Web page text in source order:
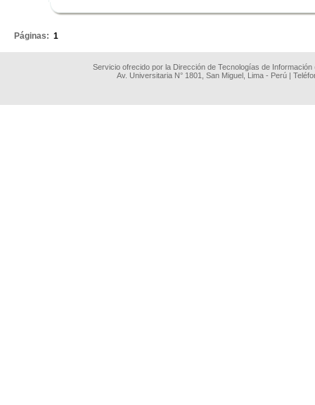
Páginas: 1
Servicio ofrecido por la Dirección de Tecnologías de
Av. Universitaria N° 1801, San Miguel, Lima - Perú |